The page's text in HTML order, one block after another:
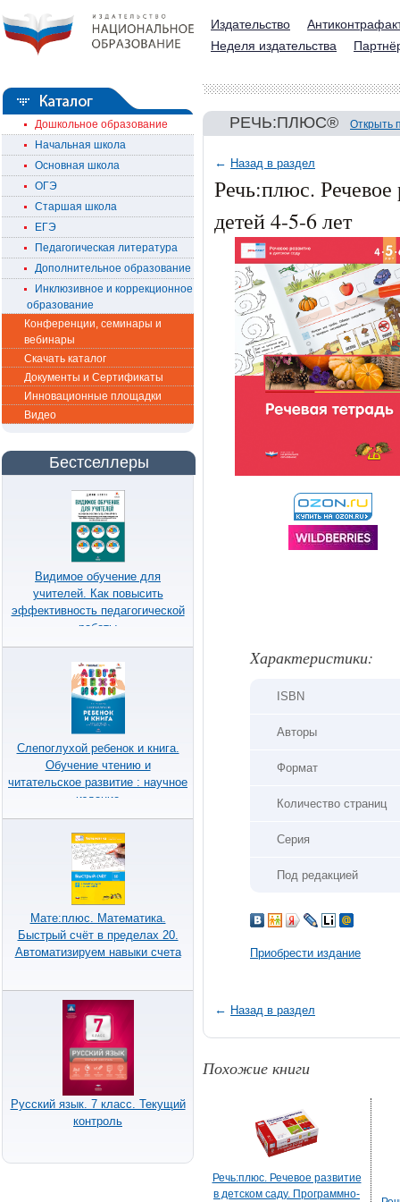
Издательство
Неделя издательства
Дошкольное образование
Начальная школа
Основная школа
ОГЭ
Старшая школа
ЕГЭ
Педагогическая литература
Дополнительное образование
Инклюзивное и коррекционное
образование
Конференции, семинары и
вебинары
Скачать каталог
Документы и Сертификаты
Инновационные площадки
Видео
Бестселлеры
Видимое обучение для
учителей. Как повысить
эффективность педагогической
работы
Слепоглухой ребенок и книга.
Обучение чтению и
читательское развитие : научное
издание
Мате:плюс. Математика.
Быстрый счёт в пределах 20.
Автоматизируем навыки счета
Русский язык. 7 класс. Текущий
контроль
РЕЧЬ:ПЛЮС® Открыть
← Назад в раздел
Речь:плюс. Речевое
детей 4-5-6 лет
Xарактеристики:
ISBN
Авторы
Формат
Количество страниц
Серия
Под редакцией
Приобрести издание
← Назад в раздел
Похожие книги
Речь:плюс. Речевое развитие
в детском саду. Программно-